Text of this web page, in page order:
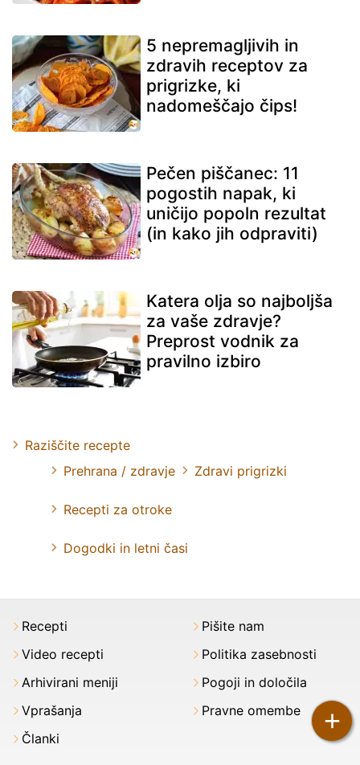
+
5 nepremagljivih in
zdravih receptov za
prigrizke, ki
nadomeščajo čips!
Pečen piščanec: 11
pogostih napak, ki
uničijo popoln rezultat
(in kako jih odpraviti)
Katera olja so najboljša
za vaše zdravje?
Preprost vodnik za
pravilno izbiro
Raziščite recepte
Prehrana / zdravje
Zdravi prigrizki
Recepti za otroke
Dogodki in letni časi
Recepti
Video recepti
Arhivirani meniji
Vprašanja
Članki
Pišite nam
Politika zasebnosti
Pogoji in določila
Pravne omembe